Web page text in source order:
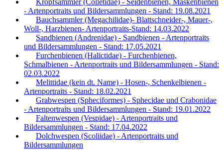
Kropfsammler (Colletidae) - Seidenbienen, Maskenbienen
- Artenportraits und Bildersammlungen - Stand: 19.08.2021
Bauchsammler (Megachilidae)- Blattschneider-, Mauer-,
Woll-, Harzbienen- Artenportraits-Stand: 14.03.2022
Sandbienen (Andrenidae) - Sandbienen - Artenportraits
und Bildersammlungen - Stand: 17.05.2021
Furchenbienen (Halictidae) - Furchenbienen,
Schmalbienen - Artenportraits und Bildersammlungen - Stand:
02.03.2022
Melittidae (kein dt. Name) - Hosen-, Schenkelbienen -
Artenportraits - Stand: 18.02.2021
Grabwespen (Spheciformes) - Sphecidae und Crabonidae
- Artenportraits und Bildersammlungen - Stand: 19.01.2022
Faltenwespen (Vespidae) - Artenportraits und
Bildersammlungen - Stand: 17.04.2022
Dolchwespen (Scoliidae) - Artenportraits und
Bildersammlungen